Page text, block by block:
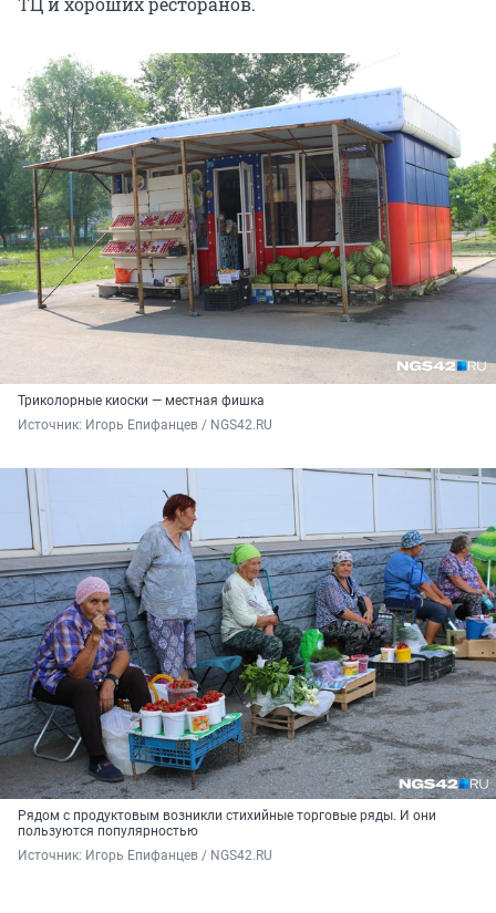
Триколорные киоски — местная фишка
Источник: Игорь Епифанцев / NGS42.RU
Рядом с продуктовым возникли стихийные торговые ряды. И они
пользуются популярностью
Источник: Игорь Епифанцев / NGS42.RU